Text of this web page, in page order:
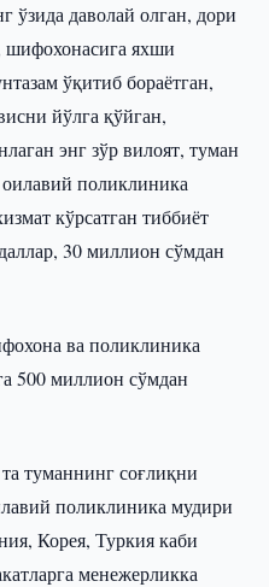
ўзида даволай олган, дори
шифохонасига яхши
ўқитиб бораётган,
йўлга қўйган,
энг зўр вилоят, туман
поликлиника
кўрсатган тиббиёт
30 миллион сўмдан
ва поликлиника
500 миллион сўмдан
туманнинг соғлиқни
поликлиника мудири
Корея, Туркия каби
менежерликка